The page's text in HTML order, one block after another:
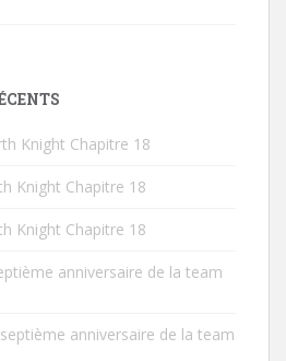
Knight Chapitre 18
Knight Chapitre 18
Knight Chapitre 18
anniversaire de la team
anniversaire de la team